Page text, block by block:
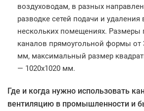
воздуховодам, в разных
разводке сетей подачи и удаления
нескольких помещениях. Размеры
каналов прямоугольной формы от
мм, максимальный размер
— 1020х1020 мм.
Где и когда нужно использовать
вентиляцию в промышленности и